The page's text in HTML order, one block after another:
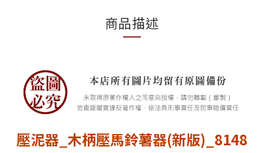
商品描述
壓泥器_木柄壓馬鈴薯器(新版)_8148